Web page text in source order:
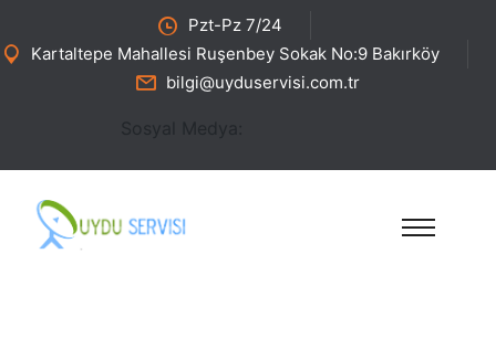
Pzt-Pz 7/24
Kartaltepe Mahallesi Ruşenbey Sokak No:9 Bakırköy
bilgi@uyduservisi.com.tr